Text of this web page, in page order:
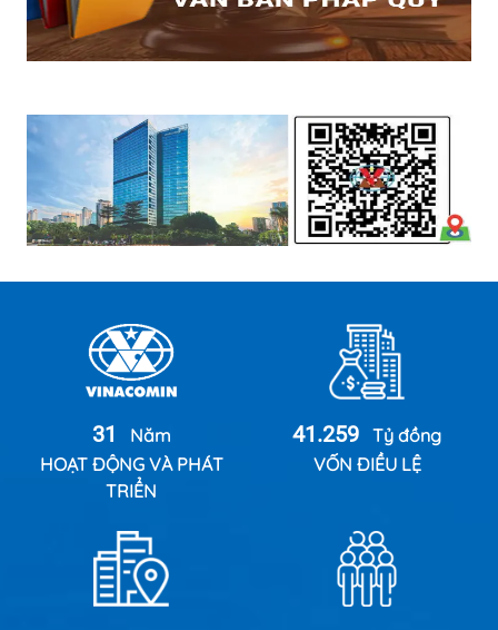
31
Năm
HOẠT ĐỘNG VÀ PHÁT
TRIỂN
41.259 Tỷ đồng
VỐN ĐIỀU LỆ